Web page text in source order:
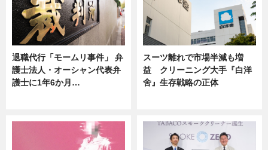
退職代行「モームリ事件」 弁
護士法人・オーシャン代表弁
護士に1年6か月…
スーツ離れで市場半減も増
益 クリーニング大手『白洋
舍』生存戦略の正体